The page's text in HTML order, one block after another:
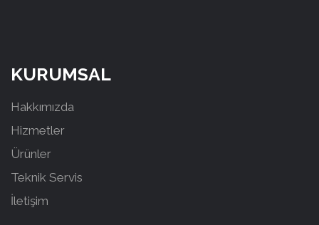
KURUMSAL
Hakkımızda
Hizmetler
Ürünler
Teknik Servis
İletişim